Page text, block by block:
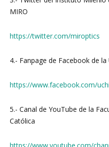
MIRO
https://twitter.com/miroptics
4.- Fanpage de Facebook de la
https://www.facebook.com/
5.- Canal de YouTube de la
Católica